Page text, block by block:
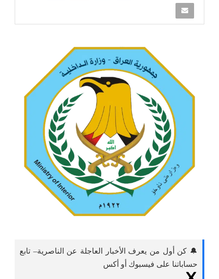
🔔 كن أول من يعرف الأخبار العاجلة عن الناصرية– تابع
حساباتنا على فيسبوك أو أكس